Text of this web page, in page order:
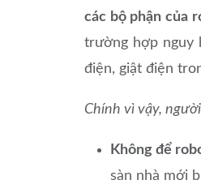
các bộ phận của
trường hợp nguy
điện, giật điện
Chính vì vậy,
Không để
sàn nhà mới